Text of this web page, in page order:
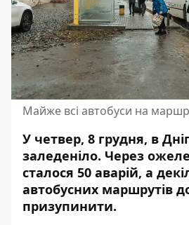
Майже всі автобуси на
У четвер, 8 грудня, в
заледеніло. Через
сталося 50 аварій, а
автобусних маршрутів
призупинити.